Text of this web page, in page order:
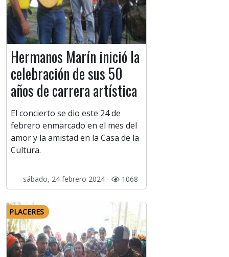
Hermanos Marín inició la
celebración de sus 50
años de carrera artística
El concierto se dio este 24 de
febrero enmarcado en el mes del
amor y la amistad en la Casa de la
Cultura.
sábado, 24 febrero 2024 - 1068
PLACERES